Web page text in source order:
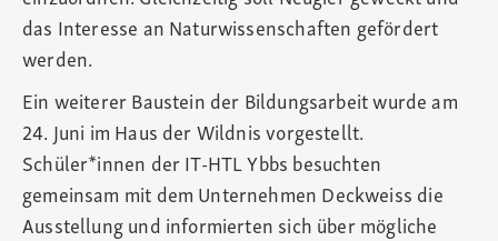
das Interesse an Naturwissenschaften gefördert
werden.
Ein weiterer Baustein der Bildungsarbeit wurde am
24. Juni im Haus der Wildnis vorgestellt.
Schüler*innen der IT-HTL Ybbs besuchten
gemeinsam mit dem Unternehmen Deckweiss die
Ausstellung und informierten sich über mögliche